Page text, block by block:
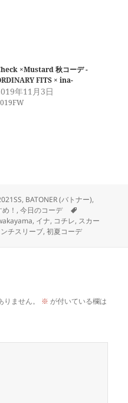
×Mustard 秋コーデ -
FITS × ina-
年11月3日
, BATONER (バトナー),
！ ,今日のコーデ
グ
, イナ, コチレ, スカー
チスリーブ,初夏コーデ
ません。 ※ が付いている欄は